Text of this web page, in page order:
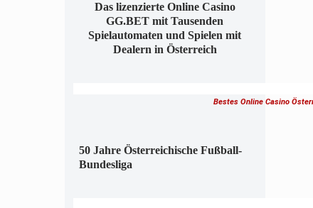
Das lizenzierte Online Casino
GG.BET mit Tausenden
Spielautomaten und Spielen mit
Dealern in Österreich
Bestes Online Casino
50 Jahre Österreichische Fußball-
Bundesliga